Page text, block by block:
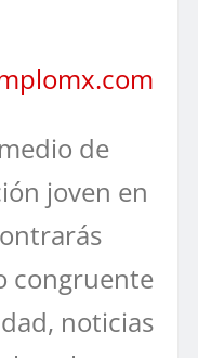
de
joven en
congruente
noticias